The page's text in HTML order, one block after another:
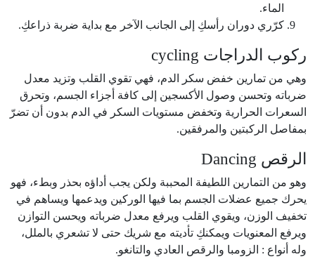
الماء.
كرّري دوران رأسكِ إلى الجانب الآخر مع بداية ضربة ذراعكِ.
ركوب الدراجات cycling
وهي من تمارين خفض سكر الدم، فهي تقوي القلب وتزيد معدل
ضرباته وتحسن وصول الأكسجين إلى كافة أجزاء الجسم، وتحرق
السعرات الحرارية وتخفض مستويات السكر في الدم بدون أن تضرّ
بمفاصل الركبتين والمرفقين.
الرقص Dancing
وهو من التمارين اللطيفة المحببة ولكن يجب أداؤه بحذر وبطء، فهو
يحرك جميع عضلات الجسم بما فيها الوركين ويدعمها ويساهم في
تخفيف الوزن، ويقوي القلب ويرفع معدل ضرباته ويحسن التوازن
ويرفع المعنويات ويمكنكِ تأديته مع شريك حتى لا تشعري بالملل،
وله أنواع : الزومبا والرقص العادي والتانغو.